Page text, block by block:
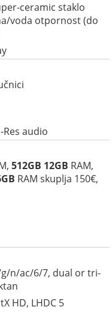
ceramic staklo
voda otpornost (do
audio
512GB 12GB RAM,
RAM skuplja 150€,
g/n/ac/6/7, dual or tri-
HD, LHDC 5